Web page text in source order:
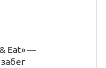
Eat» —
забег